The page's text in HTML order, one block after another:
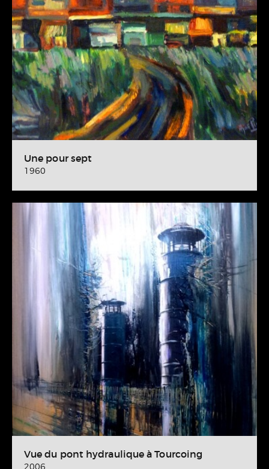
Une pour sept
1960
Vue du pont hydraulique à Tourcoing
2006